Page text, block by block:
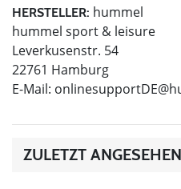
HERSTELLER: hummel
hummel sport & leisure
Leverkusenstr. 54
22761 Hamburg
E-Mail:
ZULETZT ANGESEHEN